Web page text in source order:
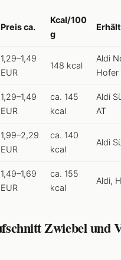
Preis ca.
Kcal/100
g
1,29–1,49
EUR
148 kcal
Aldi
Hofer
1,29–1,49
EUR
ca. 145
kcal
Aldi
AT
1,99–2,29
EUR
ca. 140
kcal
Aldi
1,49–1,69
EUR
ca. 155
kcal
Aldi,
Zwiebel und